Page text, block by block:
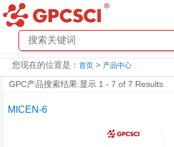
您现在的位置是： 首页 > 产品中心
GPC产品搜索结果:显示 1 - 7 of 7 Results
MICEN-6